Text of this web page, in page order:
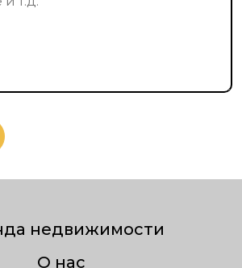
недвижимости
О нас